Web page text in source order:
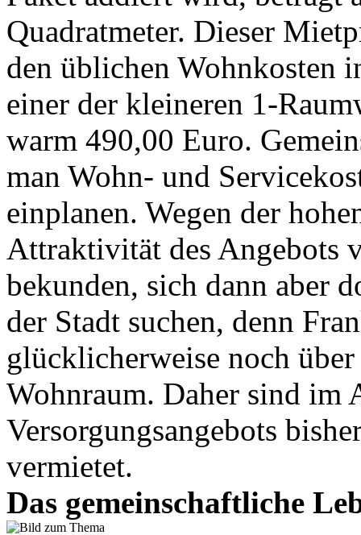
Quadratmeter. Dieser
den üblichen Wohnkosten
einer der kleineren 1-
warm 490,00 Euro.
man Wohn- und
einplanen. Wegen der
Attraktivität des Angebots
bekunden, sich dann aber
der Stadt suchen, denn
glücklicherweise noch
Wohnraum. Daher sind im
Versorgungsangebots
vermietet.
Das gemeinschaftliche